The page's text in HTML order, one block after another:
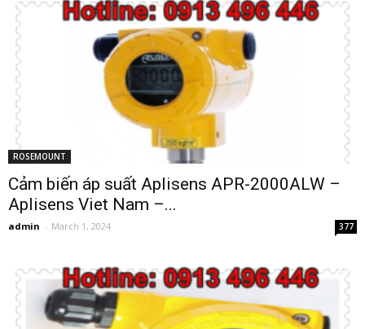
ROSEMOUNT
Cảm biến áp suất Aplisens APR-2000ALW –
Aplisens Viet Nam –...
admin - March 1, 2024 377